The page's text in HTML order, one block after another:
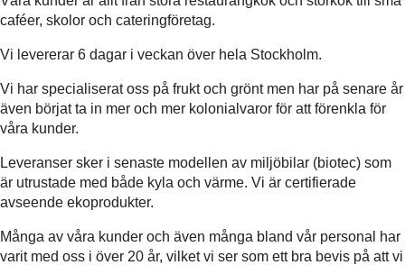
caféer, skolor och cateringföretag.
Vi levererar 6 dagar i veckan över hela Stockholm.
Vi har specialiserat oss på frukt och grönt men har på senare år
även börjat ta in mer och mer kolonialvaror för att förenkla för
våra kunder.
Leveranser sker i senaste modellen av miljöbilar (biotec) som
är utrustade med både kyla och värme. Vi är certifierade
avseende ekoprodukter.
Många av våra kunder och även många bland vår personal har
varit med oss i över 20 år, vilket vi ser som ett bra bevis på att vi